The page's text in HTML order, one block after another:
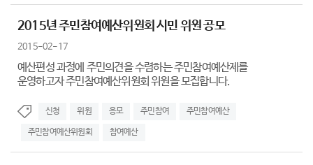
2015년 주민참여예산위원회 시민 위원 공모
2015-02-17
예산편성 과정에 주민의견을 수렴하는 주민참여예산제를
운영하고자 주민참여예산위원회 위원을 모집합니다.
신청 위원 응모 주민참여 주민참여예산
주민참여예산위원회 참여예산